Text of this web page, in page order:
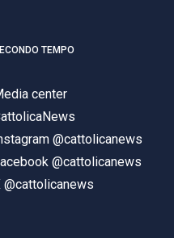
TEMPO
center
@cattolicanews
@cattolicanews
@cattolicanews